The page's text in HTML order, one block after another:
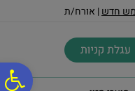
חדש| אורח/ת